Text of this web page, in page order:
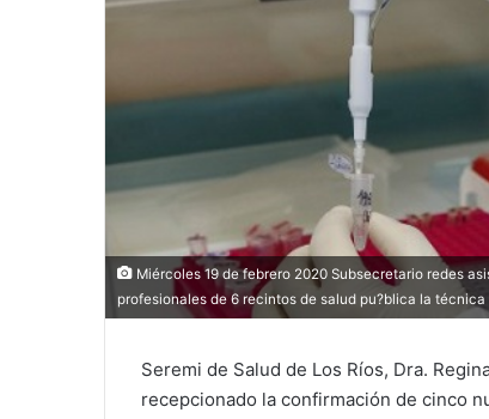
Miércoles 19 de febrero 2020 Subsecretario redes
profesionales de 6 recintos de salud pu?blica la
Seremi de Salud de Los Ríos, Dra.
recepcionado la confirmación de cinco